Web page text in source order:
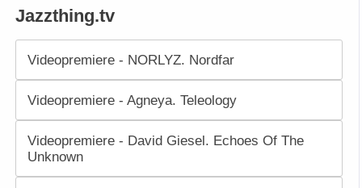
Jazzthing.tv
Videopremiere - NORLYZ. Nordfar
Videopremiere - Agneya. Teleology
Videopremiere - David Giesel. Echoes Of The
Unknown